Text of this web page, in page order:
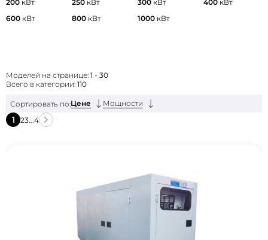
200 кВт 250 кВт 300 кВт 400 кВт
600 кВт 800 кВт 1000 кВт
Моделей на странице: 1 - 30
Всего в категории: 110
Сортировать по:Цене Мощности
1 23...4